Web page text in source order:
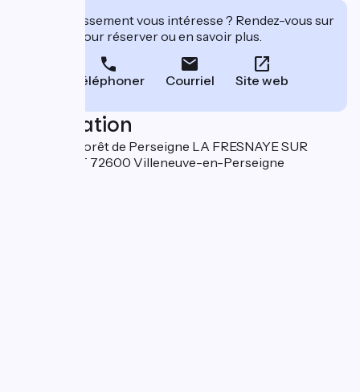
Cet établissement vous intéresse ? Rendez-vous sur
leur site pour réserver ou en savoir plus.
Téléphoner Courriel Site web
Localisation
8, rue de la Forêt de Perseigne LA FRESNAYE SUR
CHEDOUET 72600 Villeneuve-en-Perseigne